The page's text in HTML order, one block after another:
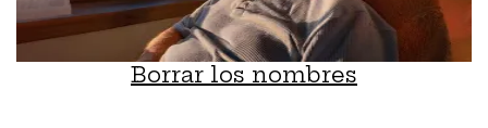
Borrar los nombres